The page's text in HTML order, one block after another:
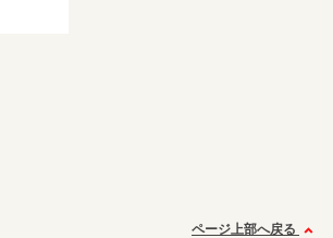
ページ上部へ戻る